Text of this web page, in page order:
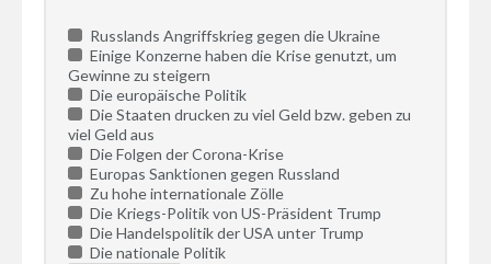
Russlands Angriffskrieg gegen die Ukraine
Einige Konzerne haben die Krise genutzt, um
Gewinne zu steigern
Die europäische Politik
Die Staaten drucken zu viel Geld bzw. geben zu
viel Geld aus
Die Folgen der Corona-Krise
Europas Sanktionen gegen Russland
Zu hohe internationale Zölle
Die Kriegs-Politik von US-Präsident Trump
Die Handelspolitik der USA unter Trump
Die nationale Politik